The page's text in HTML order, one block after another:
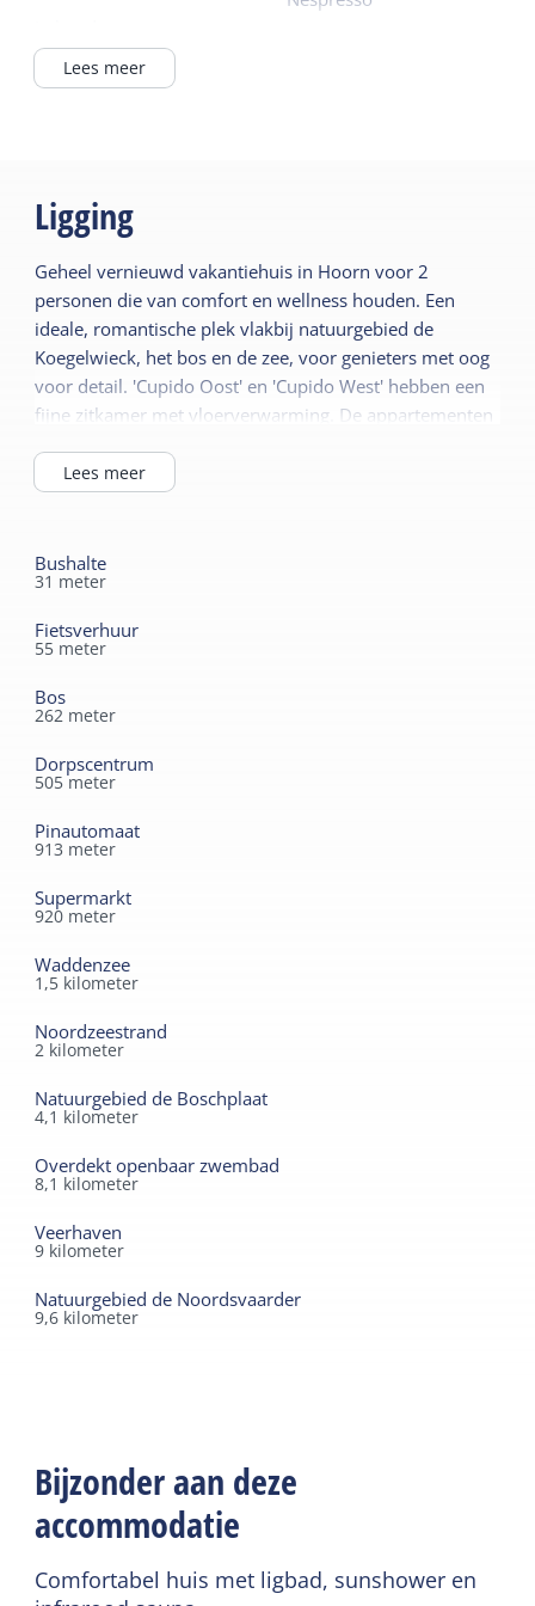
In / bij bos
Vloerverwarming
Rookvrij
Wifi privé
Sanitair
Ligbad
Sauna prive
Sunshower
Gedeelde faciliteiten
Lees meer
Ligging
Geheel vernieuwd vakantiehuis in Hoorn voor 2
personen die van comfort en wellness houden. Een
ideale, romantische plek vlakbij natuurgebied de
Koegelwieck, het bos en de zee, voor genieters met oog
voor detail. 'Cupido Oost' en 'Cupido West' hebben een
fijne zitkamer met vloerverwarming. De appartementen
shower. Daarnaast beschikken de appartementen over
eetgelegenheden en een winkel met vers brood. Op
fietsafstand van de gevarieerde dorpen naar het westen
niet toegestaan. De huursom is inclusief
toeristenbelasting. Uiteraard vind je hier een warm
Lees meer
Bushalte
31 meter
Fietsverhuur
55 meter
Bos
262 meter
Dorpscentrum
505 meter
Pinautomaat
913 meter
Supermarkt
920 meter
Waddenzee
1,5 kilometer
Noordzeestrand
2 kilometer
Natuurgebied de Boschplaat
4,1 kilometer
Overdekt openbaar zwembad
8,1 kilometer
Veerhaven
9 kilometer
Natuurgebied de Noordsvaarder
9,6 kilometer
Bijzonder aan deze
accommodatie
Comfortabel huis met ligbad, sunshower en